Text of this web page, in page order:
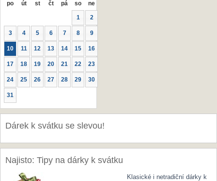
po út st čt pá so ne
1 2
3 4 5 6 7 8 9
10 11 12 13 14 15 16
17 18 19 20 21 22 23
24 25 26 27 28 29 30
31
Dárek k svátku se slevou!
Najisto: Tipy na dárky k svátku
Klasické i netradiční dárky k